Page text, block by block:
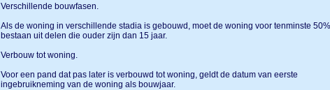
Verschillende bouwfasen.
Als de woning in verschillende stadia is gebouwd, moet de woning voor tenminste 50%
bestaan uit delen die ouder zijn dan 15 jaar.
Verbouw tot woning.
Voor een pand dat pas later is verbouwd tot woning, geldt de datum van eerste
ingebruikneming van de woning als bouwjaar.